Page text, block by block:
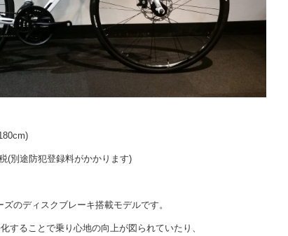
(別途防犯登録料がかかります)
のディスクブレーキ搭載モデルです。
することで乗り心地の向上が図られていたり、